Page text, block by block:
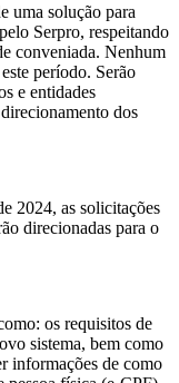
uma solução para
Serpro, respeitando
conveniada. Nenhum
período. Serão
e entidades
dos
2024, as solicitações
direcionadas para o
os requisitos de
sistema, bem como
informações de como